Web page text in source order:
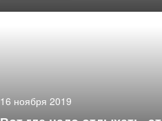
16 ноября 2019